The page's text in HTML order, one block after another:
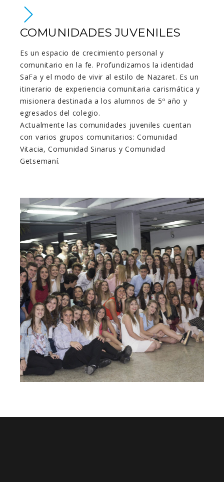
COMUNIDADES JUVENILES
Es un espacio de crecimiento personal y
comunitario en la fe. Profundizamos la identidad
SaFa y el modo de vivir al estilo de Nazaret. Es un
itinerario de experiencia comunitaria carismática y
misionera destinada a los alumnos de 5º año y
egresados del colegio.
Actualmente las comunidades juveniles cuentan
con varios grupos comunitarios: Comunidad
Vitacia, Comunidad Sinarus y Comunidad
Getsemaní.